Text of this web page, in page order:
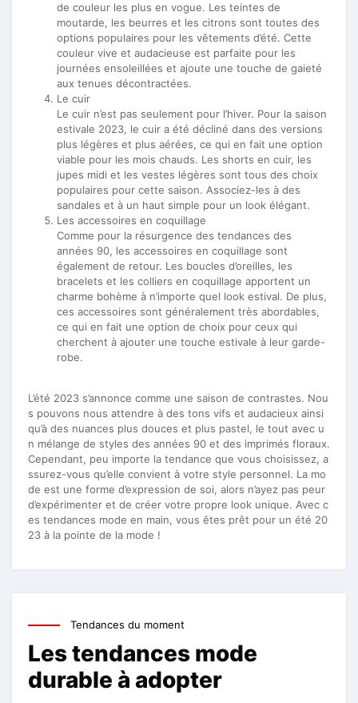
de couleur les plus en vogue. Les teintes de
moutarde, les beurres et les citrons sont toutes des
options populaires pour les vêtements d’été. Cette
couleur vive et audacieuse est parfaite pour les
journées ensoleillées et ajoute une touche de gaieté
aux tenues décontractées.
Le cuir
Le cuir n’est pas seulement pour l’hiver. Pour la saison
estivale 2023, le cuir a été décliné dans des versions
plus légères et plus aérées, ce qui en fait une option
viable pour les mois chauds. Les shorts en cuir, les
jupes midi et les vestes légères sont tous des choix
populaires pour cette saison. Associez-les à des
sandales et à un haut simple pour un look élégant.
Les accessoires en coquillage
Comme pour la résurgence des tendances des
années 90, les accessoires en coquillage sont
également de retour. Les boucles d’oreilles, les
bracelets et les colliers en coquillage apportent un
charme bohème à n’importe quel look estival. De plus,
ces accessoires sont généralement très abordables,
ce qui en fait une option de choix pour ceux qui
cherchent à ajouter une touche estivale à leur garde-
robe.
L’été 2023 s’annonce comme une saison de contrastes. Nou
s pouvons nous attendre à des tons vifs et audacieux ainsi
qu’à des nuances plus douces et plus pastel, le tout avec u
n mélange de styles des années 90 et des imprimés floraux.
Cependant, peu importe la tendance que vous choisissez, a
ssurez-vous qu’elle convient à votre style personnel. La mo
de est une forme d’expression de soi, alors n’ayez pas peur
d’expérimenter et de créer votre propre look unique. Avec c
es tendances mode en main, vous êtes prêt pour un été 20
23 à la pointe de la mode !
Tendances du moment
Les tendances mode
durable à adopter